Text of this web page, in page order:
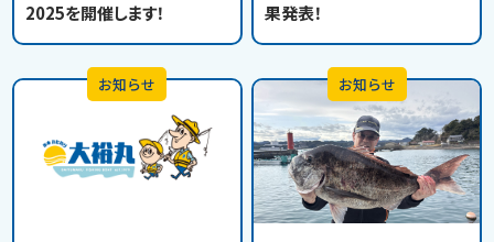
2025を開催します！
果発表！
お知らせ お知らせ